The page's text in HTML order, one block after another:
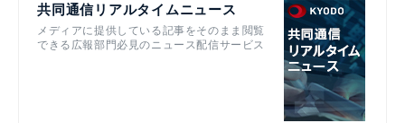
共同通信リアルタイムニュース
メディアに提供している記事をそのまま閲覧
できる広報部門必見のニュース配信サービス